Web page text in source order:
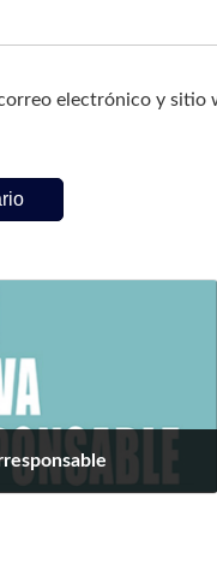
electrónico y sitio